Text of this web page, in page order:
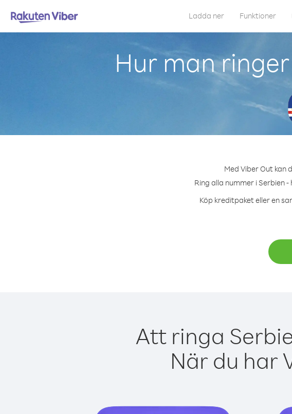
Ladda ner Funktioner
Hur man
Med Viber Out kan
Ring alla nummer i Serbien
Köp kreditpaket eller en
Att ringa
När du har